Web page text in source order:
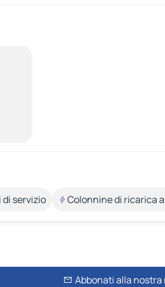
servizio Colonnine di ricarica
Abbonati alla